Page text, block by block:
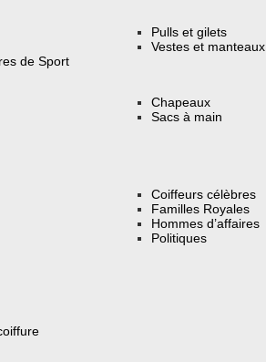
de Sport
Pulls et gilets
Vestes et manteaux
Chapeaux
Sacs à main
Coiffeurs célèbres
Familles Royales
Hommes d’affaires
Politiques